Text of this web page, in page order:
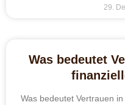
29.
Was bedeutet
Was bedeutet Vertrauen